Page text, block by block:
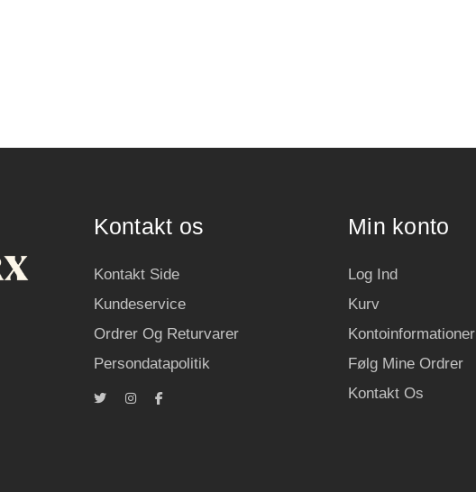
Kontakt os
Kontakt Side
Kundeservice
Ordrer Og Returvarer
Persondatapolitik
Min konto
Log Ind
Kurv
Kontoinformationer
Følg Mine Ordrer
Kontakt Os